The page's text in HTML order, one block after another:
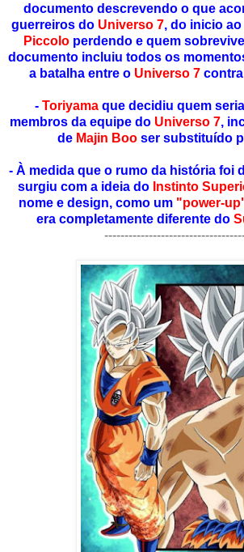
documento descrevendo o que
guerreiros do Universo 7, do inicio
Piccolo perdendo e quem
documento incluiu todos os
a batalha entre o Universo 7
- Toriyama que decidiu quem
membros da equipe do Universo 7,
de Majin Boo ser substituído
- À medida que o rumo da história foi
surgiu com a ideia do Instinto
nome e design, como um "power-
era completamente diferente do